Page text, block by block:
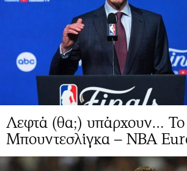
Λεφτά (θα;) υπάρχουν… Το
Μπουντεσλίγκα – NBA